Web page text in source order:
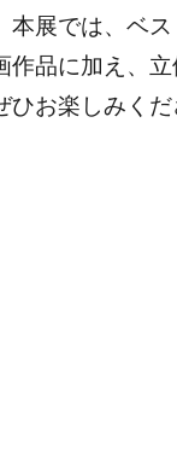
本展では、ベ
作品に加え、
お楽しみくだ